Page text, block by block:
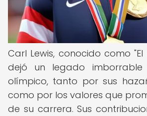
Carl Lewis, conocido como "El
dejó un legado
olímpico, tanto por sus
como por los valores que
de su carrera. Sus